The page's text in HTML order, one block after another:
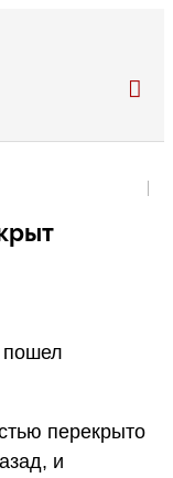
пошел
перекрыто
и